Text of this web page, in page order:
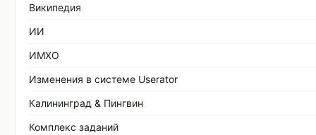
Википедия
ИИ
ИМХО
Изменения в системе Userator
Калининград & Пингвин
Комплекс заданий